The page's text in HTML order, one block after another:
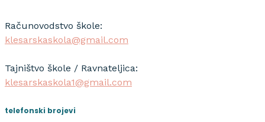
Računovodstvo škole:
klesarskaskola@gmail.com
Tajništvo škole / Ravnateljica:
klesarskaskola1@gmail.com
telefonski brojevi